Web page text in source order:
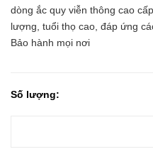
dòng ắc quy viễn thông cao
lượng, tuổi thọ cao, đáp ứng
Bảo hành mọi nơi
Số lượng: